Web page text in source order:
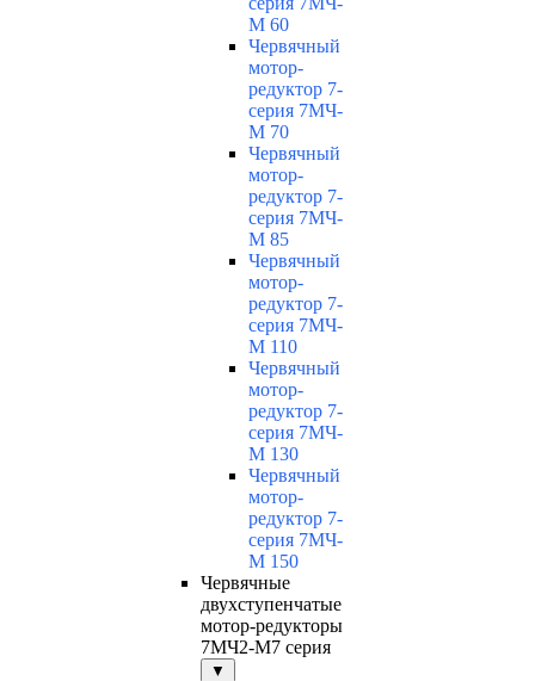
М 60
Червячный
мотор-
редуктор 7-
серия 7МЧ-
М 70
Червячный
мотор-
редуктор 7-
серия 7МЧ-
М 85
Червячный
мотор-
редуктор 7-
серия 7МЧ-
М 110
Червячный
мотор-
редуктор 7-
серия 7МЧ-
М 130
Червячный
мотор-
редуктор 7-
серия 7МЧ-
М 150
Червячные
двухступенчатые
мотор-редукторы
7МЧ2-М7 серия
▼